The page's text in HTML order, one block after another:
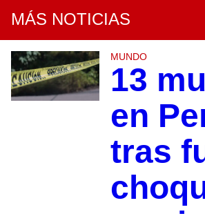
MÁS NOTICIAS
MUNDO
13
en
tras